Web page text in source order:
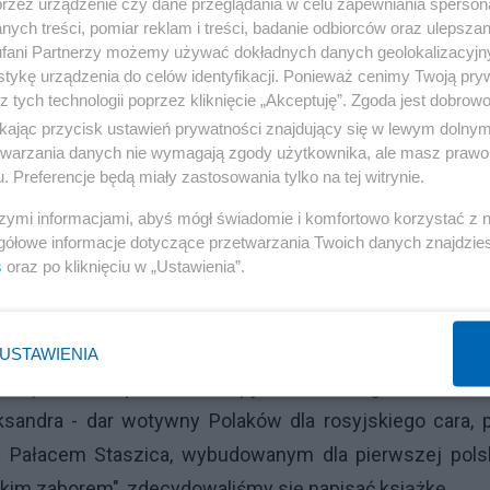
z powołaniem do życia Królestwa
trudne. Główną przeszkodą jest tu
części zrozumiała. Nie zmienia to jednak
okresie w narodowej historii jaką było
Napoleona. Wyniesionego przy tym na Polskie
odpowiedzi na pytanie dlaczego w
- dar wotywny Polaków dla rosyjskiego cara,
Staszica, wybudowanym dla pierwszej
treści, pomiar reklam i treści, badanie odbiorców oraz
Partnerzy możemy używać dokładnych danych
urządzenia do celów identyfikacji. Ponieważ cenimy Twoją
tych technologii poprzez kliknięcie „Akceptuję”. Zgoda jest
przycisk ustawień prywatności znajdujący się w lewym
danych nie wymagają zgody użytkownika, ale masz
Preferencje będą miały zastosowania tylko na tej witrynie.
informacjami, abyś mógł świadomie i komfortowo korzystać z
informacje dotyczące przetwarzania Twoich danych
oraz po kliknięciu w „Ustawienia”.
USTAWIENIA